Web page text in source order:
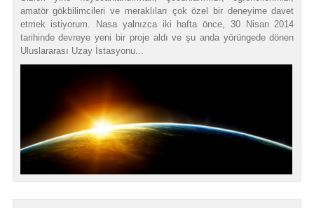
amatör gökbilimcileri ve meraklıları çok özel bir deneyime davet
etmek istiyorum. Nasa yalnızca iki hafta önce, 30 Nisan 2014
tarihinde devreye yeni bir proje aldı ve şu anda yörüngede dönen
Uluslararası Uzay İstasyonu...